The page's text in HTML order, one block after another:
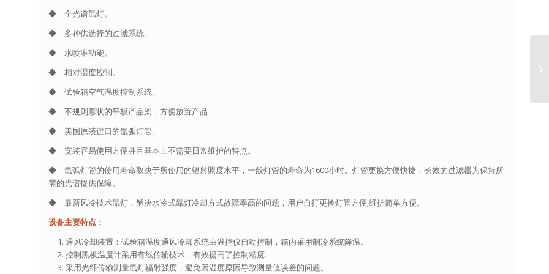
◆ 全光谱氙灯。
◆ 多种供选择的过滤系统。
◆ 水喷淋功能。
◆ 相对湿度控制。
◆ 试验箱空气温度控制系统。
◆ 不规则形状的平板产品架，方便放置产品
◆ 美国原装进口的氙弧灯管。
◆ 安装容易使用方便并且基本上不需要日常维护的特点。
◆ 氙弧灯管的使用寿命取决于所使用的辐射照度水平，一般灯管的寿命为1600小时。灯管更换方便快捷，长效的过滤器为保持所
需的光谱提供保障。
◆ 最新风冷技术氙灯，解决水冷式氙灯冷却方式故障率高的问题，用户自行更换灯管方便;维护简单方便。
设备主要特点：
通风冷却装置：试验箱温度通风冷却系统由温控仪自动控制，箱内采用制冷系统降温。
控制黑板温度计采用有线传输技术，有效提高了控制精度.
采用光纤传输测量氙灯辐射强度，避免因温度原因导致测量值误差的问题。